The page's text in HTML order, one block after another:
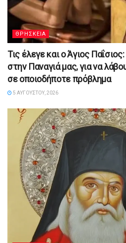
ΘΡΗΣΚΕΙΑ
Τις έλεγε και ο Άγιος
στην Παναγιά μας, για να
σε οποιοδήποτε πρόβλημα
5 ΑΥΓΟΎΣΤΟΥ, 2026